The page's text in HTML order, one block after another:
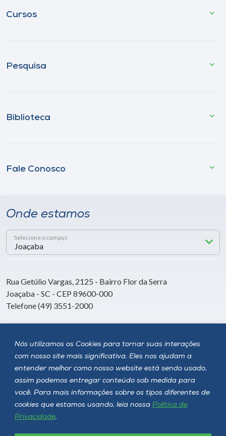
Nós utilizamos os Cookies para tornar suas interações
com nosso site mais significativa. Eles nos ajudam a
entender melhor como nosso website está sendo usado,
assim podemos entregar conteúdo sob medida para
você. Para mais informações sobre os tipos diferentes de
cookies que estamos usando, leia nossa Política de
Privacidade.
Cursos
Pesquisa
Biblioteca
Fale Conosco
Onde estamos
Selecione o campus
Rua Getúlio Vargas, 2125 - Bairro Flor da Serra
Joaçaba - SC - CEP 89600-000
Telefone (49) 3551-2000
Siga a Unoesc